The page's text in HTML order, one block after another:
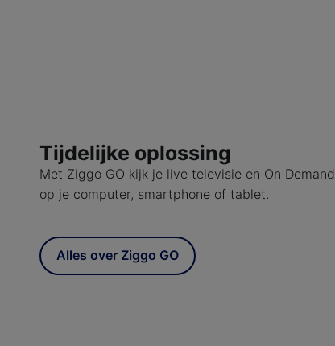
Tijdelijke oplossing
Met Ziggo GO kijk je live televisie en On Demand
op je computer, smartphone of tablet.
Alles over Ziggo GO